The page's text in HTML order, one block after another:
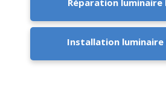
Réparation luminaire
Installation luminaire